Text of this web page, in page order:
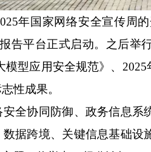
年国家网络安全宣传周的
告平台正式启动。之后举
模型应用安全规范》、
性成果。
协同防御、政务信息系
据跨境、关键信息基础